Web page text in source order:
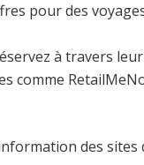
pour des
à travers
comme
des